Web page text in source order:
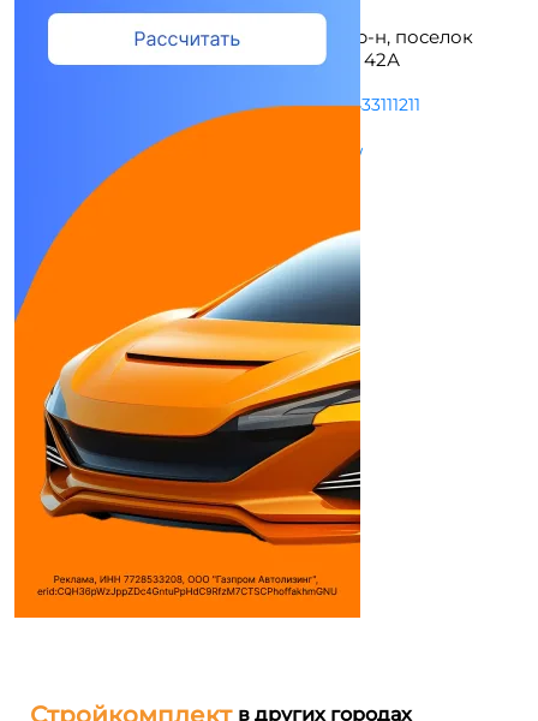
Свердловская обл, Сысертский р-н, поселок
Большой Исток, ул Свердлова, д 42А
Пн-Пт с 09:00 до 20:00
+73433111211
info@skl.ru https://www.skl.ru/
Стройкомплект в других городах